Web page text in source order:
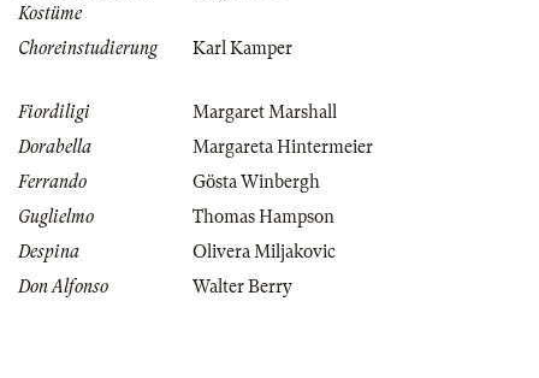
Kostüme
Choreinstudierung Karl Kamper
Fiordiligi
Margaret Marshall
Dorabella
Margareta Hintermeier
Ferrando
Gösta Winbergh
Guglielmo
Thomas Hampson
Despina
Olivera Miljakovic
Don Alfonso
Walter Berry